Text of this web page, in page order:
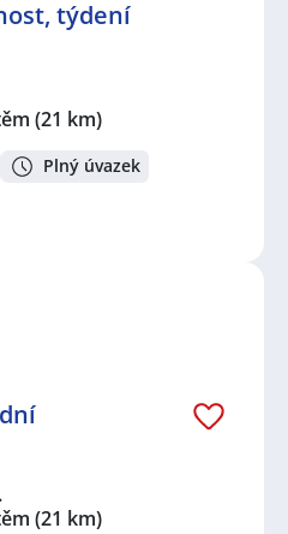
týdení
(21 km)
Plný úvazek
(21 km)